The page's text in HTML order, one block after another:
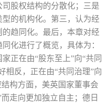
股权结构的分散化；三是
的机构化。第三，认为经
趋同化。最后，本章对经
化进行了概览，具体为：
正在由“股东至上”向“共同
相反，正在由“共同治理”向
构方面，美英国家董事会
走向更加独立自主；德日